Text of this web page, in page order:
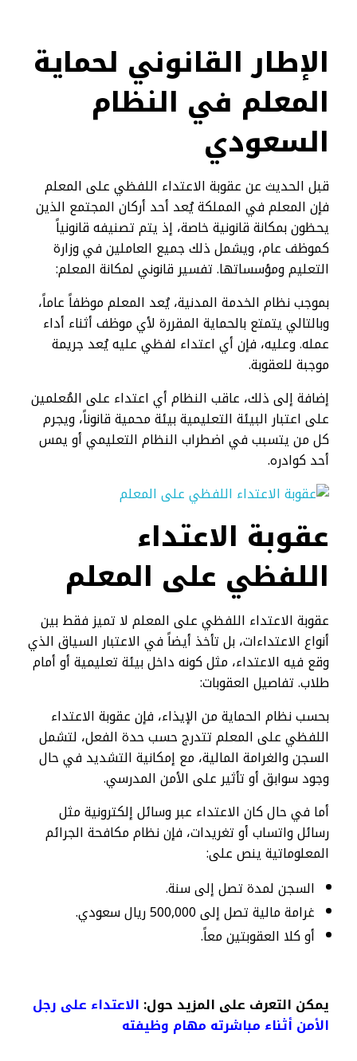
الإطار القانوني لحماية
المعلم في النظام
السعودي
قبل الحديث عن عقوبة الاعتداء اللفظي على المعلم
فإن المعلم في المملكة يُعد أحد أركان المجتمع الذين
يحظون بمكانة قانونية خاصة، إذ يتم تصنيفه قانونياً
كموظف عام، ويشمل ذلك جميع العاملين في وزارة
التعليم ومؤسساتها. تفسير قانوني لمكانة المعلم:
بموجب نظام الخدمة المدنية، يُعد المعلم موظفاً عاماً،
وبالتالي يتمتع بالحماية المقررة لأي موظف أثناء أداء
عمله. وعليه، فإن أي اعتداء لفظي عليه يُعد جريمة
موجبة للعقوبة.
إضافة إلى ذلك، عاقب النظام أي اعتداء على المُعلمين
على اعتبار البيئة التعليمية بيئة محمية قانوناً، ويجرم
كل من يتسبب في اضطراب النظام التعليمي أو يمس
أحد كوادره.
عقوبة الاعتداء
اللفظي على المعلم​
عقوبة الاعتداء اللفظي على المعلم لا تميز فقط بين
أنواع الاعتداءات، بل تأخذ أيضاً في الاعتبار السياق الذي
وقع فيه الاعتداء، مثل كونه داخل بيئة تعليمية أو أمام
طلاب. تفاصيل العقوبات:
بحسب نظام الحماية من الإيذاء، فإن عقوبة الاعتداء
اللفظي على المعلم تتدرج حسب حدة الفعل، لتشمل
السجن والغرامة المالية، مع إمكانية التشديد في حال
وجود سوابق أو تأثير على الأمن المدرسي.
أما في حال كان الاعتداء عبر وسائل إلكترونية مثل
رسائل واتساب أو تغريدات، فإن نظام مكافحة الجرائم
المعلوماتية ينص على:
السجن لمدة تصل إلى سنة.
غرامة مالية تصل إلى 500,000 ريال سعودي.
أو كلا العقوبتين معاً.
يمكن التعرف على المزيد حول: الاعتداء على رجل
الأمن أثناء مباشرته مهام وظيفته